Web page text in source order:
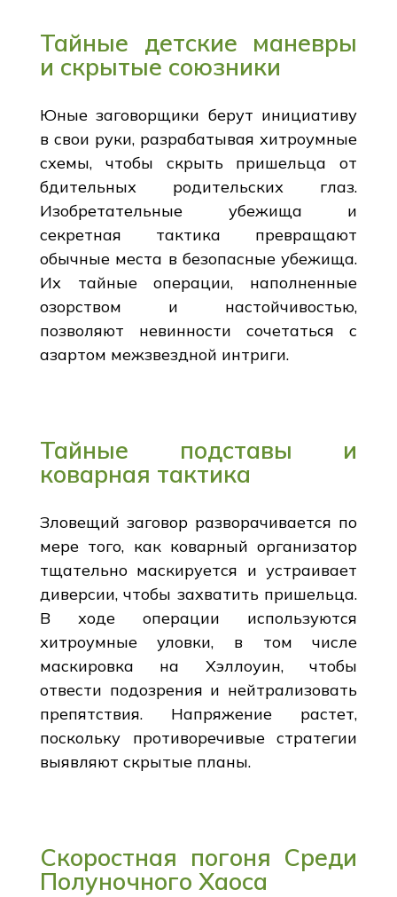
Тайные детские маневры
и скрытые союзники
Юные заговорщики берут инициативу
в свои руки, разрабатывая хитроумные
схемы, чтобы скрыть пришельца от
бдительных родительских глаз.
Изобретательные убежища и
секретная тактика превращают
обычные места в безопасные убежища.
Их тайные операции, наполненные
озорством и настойчивостью,
позволяют невинности сочетаться с
азартом межзвездной интриги.
Тайные подставы и
коварная тактика
Зловещий заговор разворачивается по
мере того, как коварный организатор
тщательно маскируется и устраивает
диверсии, чтобы захватить пришельца.
В ходе операции используются
хитроумные уловки, в том числе
маскировка на Хэллоуин, чтобы
отвести подозрения и нейтрализовать
препятствия. Напряжение растет,
поскольку противоречивые стратегии
выявляют скрытые планы.
Скоростная погоня Среди
Полуночного Хаоса